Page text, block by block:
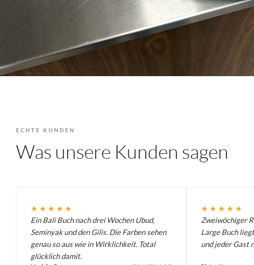
ECHTE KUNDEN
Was unsere Kunden sagen
★★★★★
Ein Bali Buch nach drei Wochen Ubud,
Seminyak und den Gilis. Die Farben sehen
genau so aus wie in Wirklichkeit. Total
glücklich damit.
★★★★★
Zweiwöchiger
Large Buch
und jeder Gast